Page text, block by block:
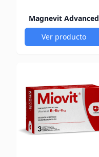
Magnevit Advanced
Ver producto